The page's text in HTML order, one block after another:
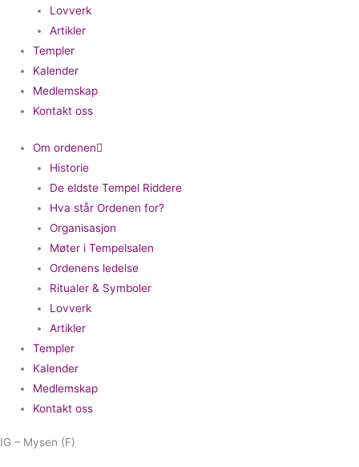
Lovverk
Artikler
Templer
Kalender
Medlemskap
Kontakt oss
Om ordenen
Historie
De eldste Tempel Riddere
Hva står Ordenen for?
Organisasjon
Møter i Tempelsalen
Ordenens ledelse
Ritualer & Symboler
Lovverk
Artikler
Templer
Kalender
Medlemskap
Kontakt oss
IG – Mysen (F)